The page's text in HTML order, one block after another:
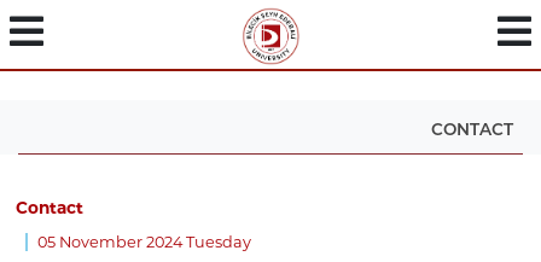
CONTACT
Contact
05 November 2024 Tuesday